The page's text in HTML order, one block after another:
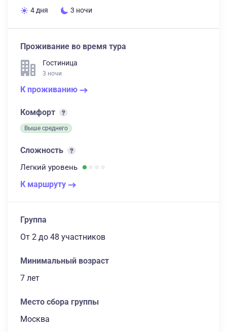
4 дня 3 ночи
Проживание во время тура
Гостиница
3 ночи
К проживанию
Комфорт
Выше среднего
Сложность
Легкий уровень
К маршруту
Группа
От 2 до 48 участников
Минимальный возраст
7 лет
Место сбора группы
Москва